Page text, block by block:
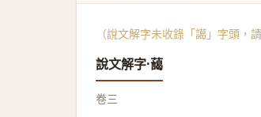
（說文解字未收錄「譪」字頭，
說文解字·藹
卷三